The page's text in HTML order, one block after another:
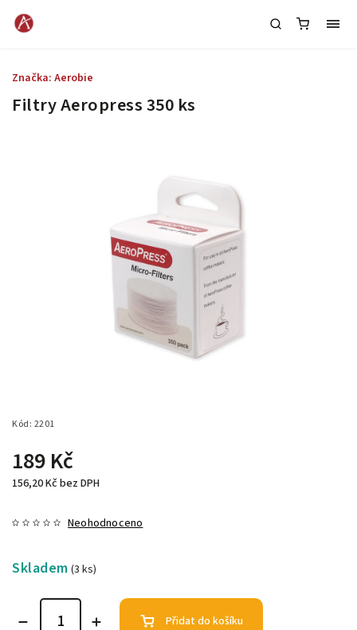
Filtry Aeropress 350 ks
Kód: 2201
189 Kč
156,20 Kč bez DPH
Neohodnoceno
Značka: Aerobie
Skladem (3 ks)
Přidat do košíku